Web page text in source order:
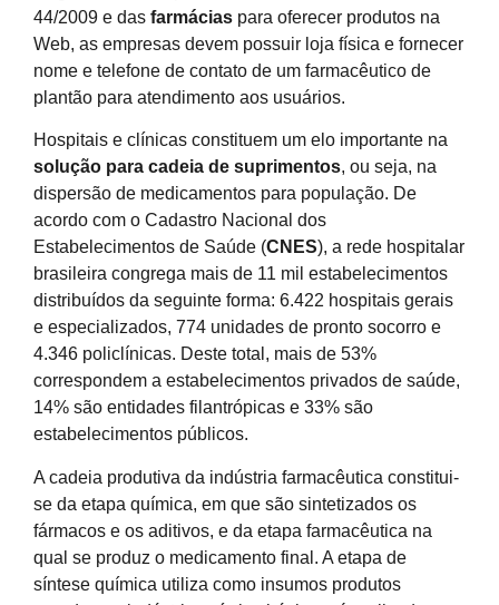
44/2009 e das farmácias para oferecer produtos na
Web, as empresas devem possuir loja física e fornecer
nome e telefone de contato de um farmacêutico de
plantão para atendimento aos usuários.
Hospitais e clínicas constituem um elo importante na
solução para cadeia de suprimentos, ou seja, na
dispersão de medicamentos para população. De
acordo com o Cadastro Nacional dos
Estabelecimentos de Saúde (CNES), a rede hospitalar
brasileira congrega mais de 11 mil estabelecimentos
distribuídos da seguinte forma: 6.422 hospitais gerais
e especializados, 774 unidades de pronto socorro e
4.346 policlínicas. Deste total, mais de 53%
correspondem a estabelecimentos privados de saúde,
14% são entidades filantrópicas e 33% são
estabelecimentos públicos.
A cadeia produtiva da indústria farmacêutica constitui-
se da etapa química, em que são sintetizados os
fármacos e os aditivos, e da etapa farmacêutica na
qual se produz o medicamento final. A etapa de
síntese química utiliza como insumos produtos